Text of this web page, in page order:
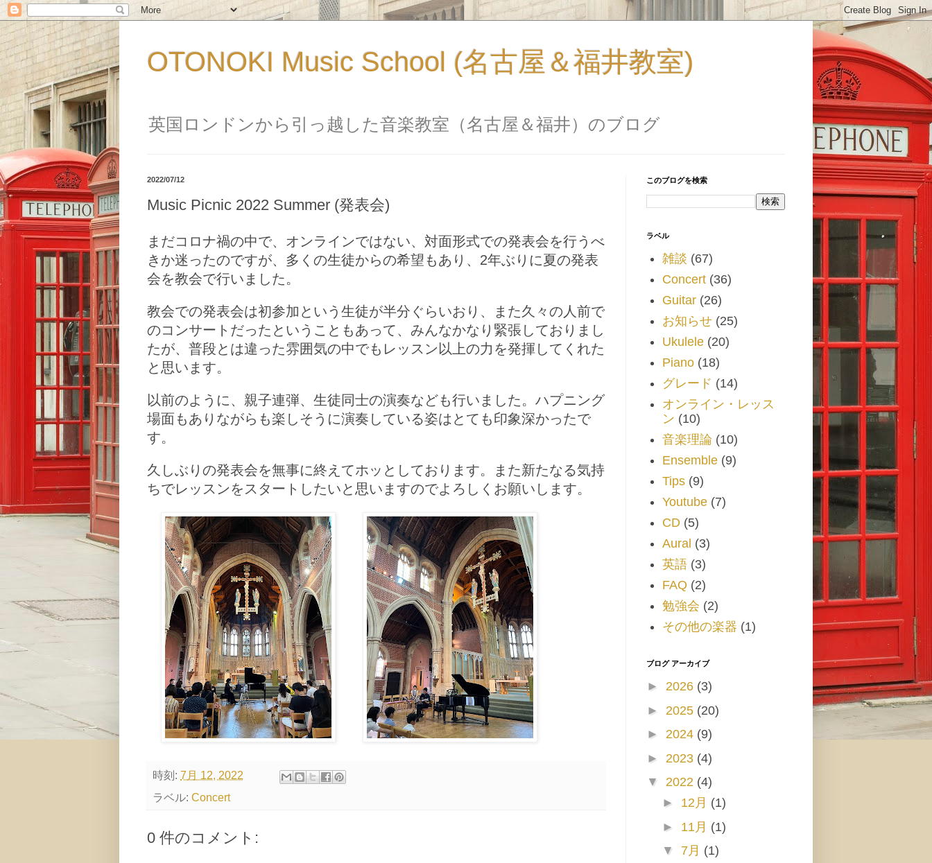
OTONOKI Music School (名古屋＆福井教室)
英国ロンドンから引っ越した音楽教室（名古屋＆福井）のブログ
2022/07/12
Music Picnic 2022 Summer (発表会)
まだコロナ禍の中で、オンラインではない、対面形式での発表会を行うべ
きか迷ったのですが、多くの生徒からの希望もあり、2年ぶりに 夏の発表
会を教会で行いました。
教会での発表会は初参加という生徒が半分ぐらいおり、また久々の人前で
のコンサートだったということもあって、みんなかなり緊張しておりまし
たが、普段とは違った雰囲気の中でもレッスン以上の力を発揮してくれた
と思います。
以前のように、親子連弾、生徒同士の演奏なども行いました。ハプニング
場面もありながらも楽しそうに演奏している姿はとても印象深かったで
す。
久しぶりの発表会を無事に終えてホッとしております。また新たなる気持
ちでレッスンをスタートしたいと思いますのでよろしくお願いします。
時刻: 7月 12, 2022
ラベル: Concert
0 件のコメント:
このブログを検索
ラベル
雑談 (67)
Concert (36)
Guitar (26)
お知らせ (25)
Ukulele (20)
Piano (18)
グレード (14)
オンライン・レッス
ン (10)
音楽理論 (10)
Ensemble (9)
Tips (9)
Youtube (7)
CD (5)
Aural (3)
英語 (3)
FAQ (2)
勉強会 (2)
その他の楽器 (1)
ブログ アーカイブ
► 2026 (3)
► 2025 (20)
► 2024 (9)
► 2023 (4)
▼ 2022 (4)
► 12月 (1)
► 11月 (1)
▼ 7月 (1)